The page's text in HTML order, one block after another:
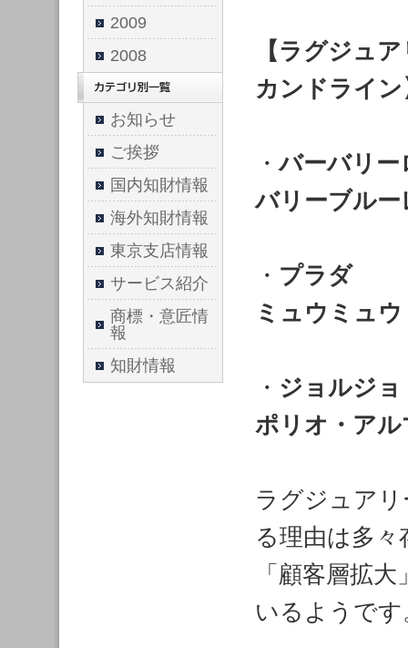
【ラグジュ
カンドライン
・バーバリー
バリーブルー
・ プラダ
ミュウミュウ
・ ジョルジ
ポリオ・アル
ラグジュア
る理由は多
「顧客層拡
いるようです
2009
2008
お知らせ
ご挨拶
国内知財情報
海外知財情報
東京支店情報
サービス紹介
商標・意匠情
報
知財情報